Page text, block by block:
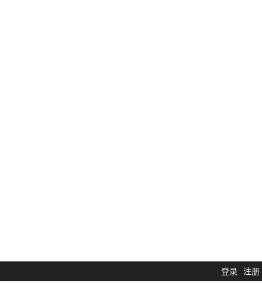
登录 注册